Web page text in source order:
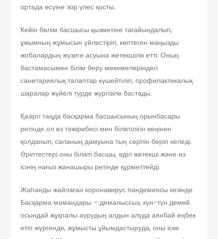
ортада өсуіне зор үлес қосты.
Кейін бөлім басшысы қызметіне тағайындалып,
ұжымның жұмысын үйлестіріп, көптеген маңызды
жобалардың жүзеге асуына жетекшілік етті. Оның
бастамасымен білім беру мекемелеріндегі
санитариялық талаптар күшейтіліп, профилактикалық
шаралар жүйелі түрде жүргізіле бастады.
Қазіргі таңда басқарма басшысының орынбасары
ретінде ол өз тәжірибесі мен біліктілігін кеңінен
қолданып, саланың дамуына тың серпін беріп келеді.
Әріптестері оны білікті басшы, әділ жетекші және өз
ісінің нағыз жанашыры ретінде құрметтейді.
Жаһанды жайлаған коронавирус пандемиясы кезінде
Басқарма мамандары – демалыссыз, күн-түн демей
осындай жұқпалы аурудың алдын алуда аянбай еңбек
етіп жүргенде, жұмысты ұйымдастыруда, оны іске